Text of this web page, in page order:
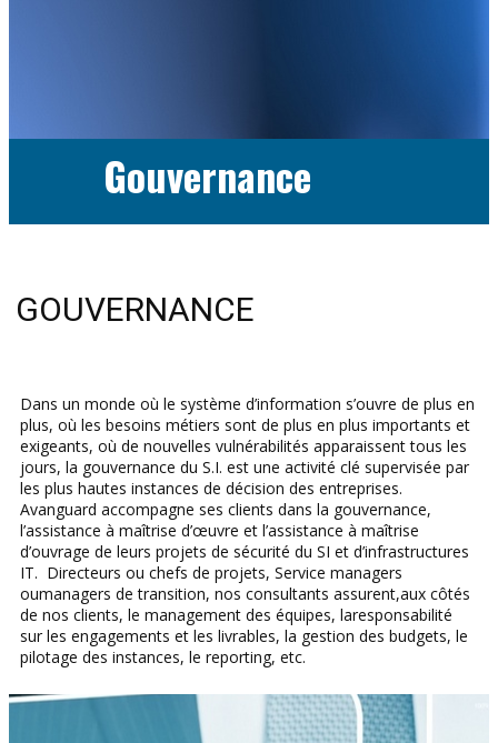
Gouvernance
GOUVERNANCE
Dans un monde où le système d’information s’ouvre de plus en
plus, où les besoins métiers sont de plus en plus importants et
exigeants, où de nouvelles vulnérabilités apparaissent tous les
jours, la gouvernance du S.I. est une activité clé supervisée par
les plus hautes instances de décision des entreprises.
Avanguard accompagne ses clients dans la gouvernance,
l’assistance à maîtrise d’œuvre et l’assistance à maîtrise
d’ouvrage de leurs projets de sécurité du SI et d’infrastructures
IT. Directeurs ou chefs de projets, Service managers
oumanagers de transition, nos consultants assurent,aux côtés
de nos clients, le management des équipes, laresponsabilité
sur les engagements et les livrables, la gestion des budgets, le
pilotage des instances, le reporting, etc.